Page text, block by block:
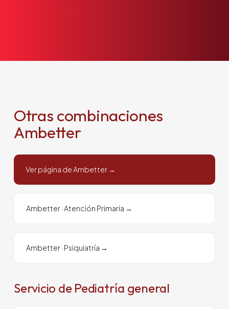
Otras combinaciones
Ambetter
Ver página de Ambetter →
Ambetter·Atención Primaria →
Ambetter· Psiquiatría →
Servicio de Pediatría general